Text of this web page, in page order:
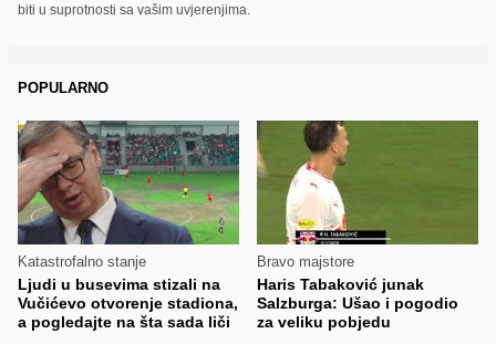
biti u suprotnosti sa vašim uvjerenjima.
POPULARNO
Katastrofalno stanje
Ljudi u busevima stizali na
Vučićevo otvorenje stadiona,
a pogledajte na šta sada liči
Bravo majstore
Haris Tabaković junak
Salzburga: Ušao i pogodio
za veliku pobjedu